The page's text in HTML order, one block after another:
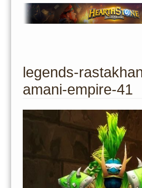
content
legends-
amani-empire-41